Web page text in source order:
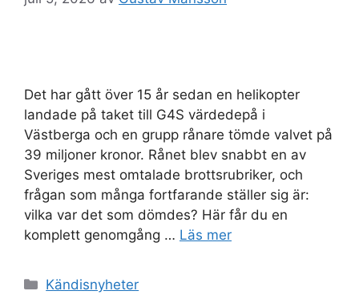
Det har gått över 15 år sedan en helikopter
landade på taket till G4S värdedepå i
Västberga och en grupp rånare tömde valvet på
39 miljoner kronor. Rånet blev snabbt en av
Sveriges mest omtalade brottsrubriker, och
frågan som många fortfarande ställer sig är:
vilka var det som dömdes? Här får du en
komplett genomgång … Läs mer
Kategorier
Kändisnyheter